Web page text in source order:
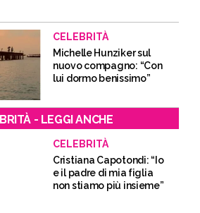
CELEBRITÀ
Michelle Hunziker sul
nuovo compagno: “Con
lui dormo benissimo”
- LEGGI ANCHE
CELEBRITÀ
Cristiana Capotondi: “Io
e il padre di mia figlia
non stiamo più insieme”